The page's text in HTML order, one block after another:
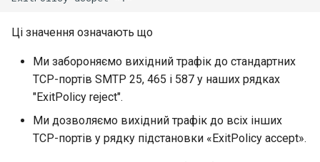
Ці значення означають що
Ми забороняємо вихідний трафік до стандартних
TCP-портів SMTP 25, 465 і 587 у наших рядках
"ExitPolicy reject".
Ми дозволяємо вихідний трафік до всіх інших
TCP-портів у рядку підстановки «ExitPolicy accept».